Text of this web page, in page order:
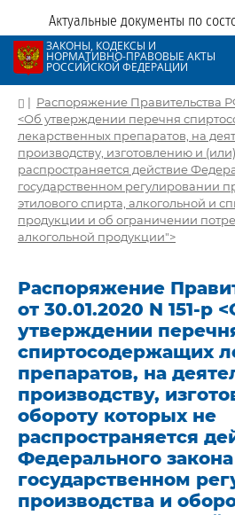
Актуальные документы по
ЗАКОНЫ, КОДЕКСЫ И
НОРМАТИВНО-ПРАВОВЫЕ АКТЫ
РОССИЙСКОЙ ФЕДЕРАЦИИ
| Распоряжение Правительства
<Об утверждении перечня
лекарственных препаратов, на
производству, изготовлению и
распространяется действие
государственном регулировании
этилового спирта, алкогольной и
продукции и об ограничении
алкогольной продукции">
Распоряжение
от 30.01.2020 N 151-р
утверждении
спиртосодержащих
препаратов, на
производству,
обороту которых не
распространяется
Федерального
государственном
производства и